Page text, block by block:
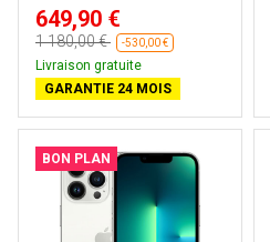
649,90 €
1 180,00 € -530,00 €
Livraison gratuite
GARANTIE 24 MOIS
BON PLAN